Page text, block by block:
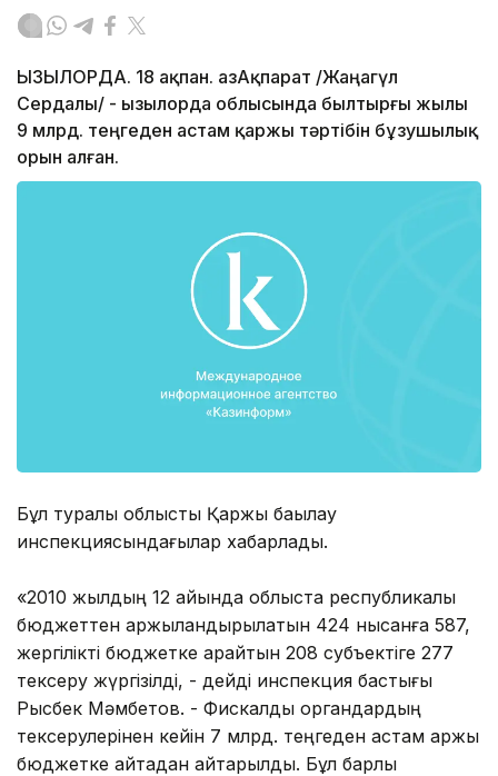
ҚЫЗЫЛОРДА. 18 ақпан. ҚазАқпарат /Жаңагүл
Сердалы/ - Қызылорда облысында былтырғы жылы
9 млрд. теңгеден астам қаржы тәртібін бұзушылық
орын алған.
Бұл туралы облыстық Қаржы бақылау
инспекциясындағылар хабарлады.
«2010 жылдың 12 айында облыста республикалық
бюджеттен қаржыландырылатын 424 нысанға 587,
жергілікті бюджетке қарайтын 208 субъектіге 277
тексеру жүргізілді, - дейді инспекция бастығы
Рысбек Мәмбетов. - Фискалды органдардың
тексерулерінен кейін 7 млрд. теңгеден астам қаржы
бюджетке қайтадан қайтарылды. Бұл барлық